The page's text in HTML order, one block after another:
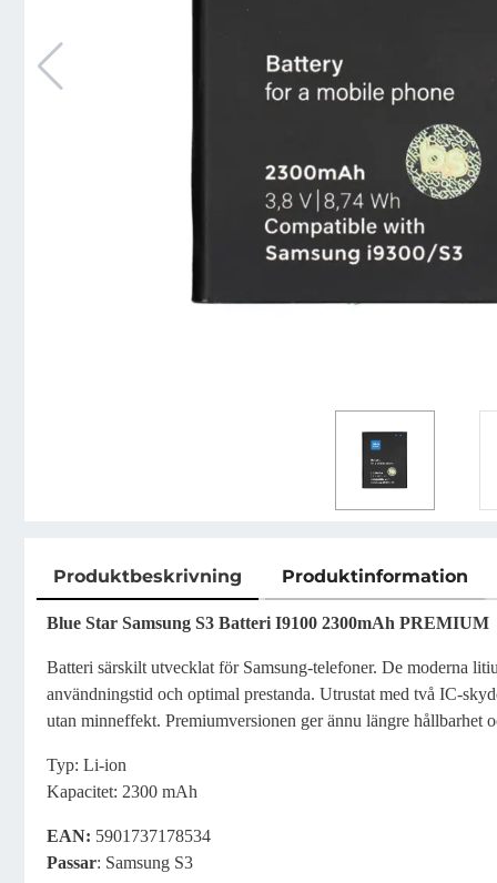
Produktbeskrivning Produktinformation
Produktbeskrivning
Blue Star Samsung S3 Batteri I9100 2300mAh PREMIUM
Batteri särskilt utvecklat för Samsung-telefoner. De moderna
användningstid och optimal prestanda. Utrustat med två IC-
utan minneffekt. Premiumversionen ger ännu längre hållbarhet
Typ: Li-ion
Kapacitet: 2300 mAh
EAN: 5901737178534
Passar: Samsung S3